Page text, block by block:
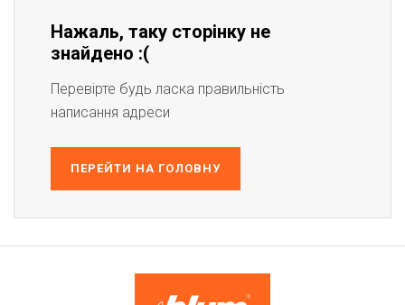
Нажаль, таку сторінку не
знайдено :(
Перевірте будь ласка правильність
написання адреси
ПЕРЕЙТИ НА ГОЛОВНУ